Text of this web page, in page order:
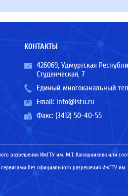
КОНТАКТЫ
426069, Удмуртская
Студенческая, 7
Единый многоканальный
Email: info@istu.ru
Факс: (3412) 50-40-55
разрешения ИжГТУ им. М.Т. Калашникова или
без официального разрешения ИжГТУ